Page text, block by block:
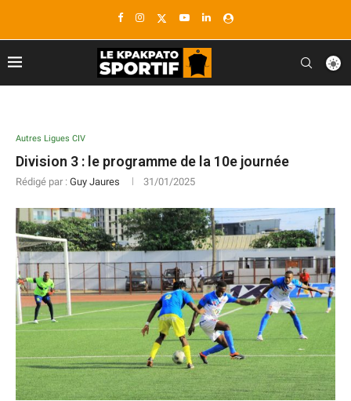
Autres Ligues CIV
Division 3 : le programme de la 10e journée
Rédigé par : Guy Jaures 31/01/2025